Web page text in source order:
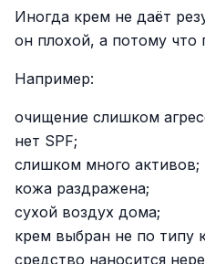
Иногда крем не даёт
он плохой, а потому что
Например:
очищение слишком
нет SPF;
слишком много активов;
кожа раздражена;
сухой воздух дома;
крем выбран не по типу
средство наносится